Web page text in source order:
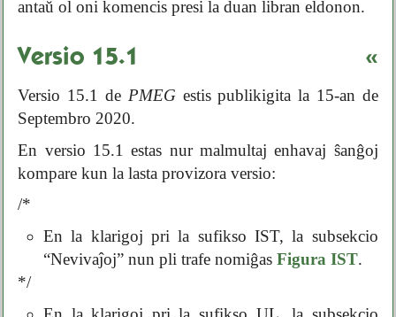
antaŭ ol oni komencis presi la duan libran eldonon.
Versio 15.1 «
Versio 15.1 de PMEGestis publikigita la 15-an de
Septembro 2020.
En versio 15.1 estas nur malmultaj enhavaj ŝanĝoj
kompare kun la lasta provizora versio:
/*
En la klarigoj pri la sufikso IST, la subsekcio
“Nevivaĵoj” nun pli trafe nomiĝas Figura IST.
*/